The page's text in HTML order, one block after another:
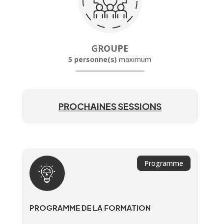
GROUPE
5 personne(s) maximum
PROCHAINES SESSIONS
Programme
PROGRAMME DE LA FORMATION